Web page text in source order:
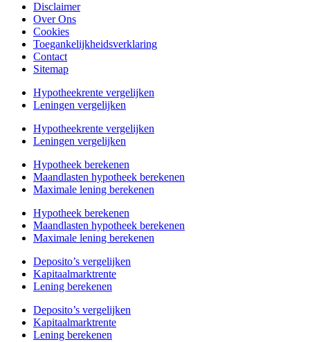
Disclaimer
Over Ons
Cookies
Toegankelijkheidsverklaring
Contact
Sitemap
Hypotheekrente vergelijken
Leningen vergelijken
Hypotheekrente vergelijken
Leningen vergelijken
Hypotheek berekenen
Maandlasten hypotheek berekenen
Maximale lening berekenen
Hypotheek berekenen
Maandlasten hypotheek berekenen
Maximale lening berekenen
Deposito’s vergelijken
Kapitaalmarktrente
Lening berekenen
Deposito’s vergelijken
Kapitaalmarktrente
Lening berekenen